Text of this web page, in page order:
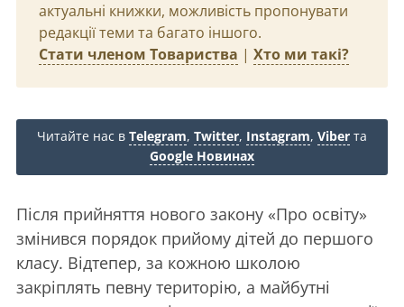
актуальні книжки, можливість пропонувати
редакції теми та багато іншого.
Стати членом Товариства | Хто ми такі?
Читайте нас в Telegram, Twitter, Instagram, Viber та
Google Новинах
Після прийняття нового закону «Про освіту»
змінився порядок прийому дітей до першого
класу. Відтепер, за кожною школою
закріплять певну територію, а майбутні